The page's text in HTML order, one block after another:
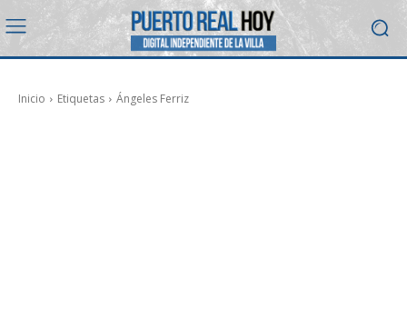
Inicio Etiquetas Ángeles Ferriz